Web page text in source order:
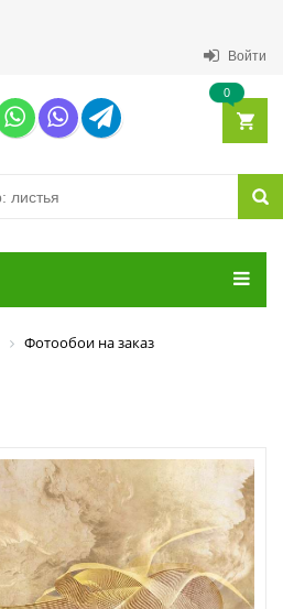
Войти
0
Фотообои на заказ